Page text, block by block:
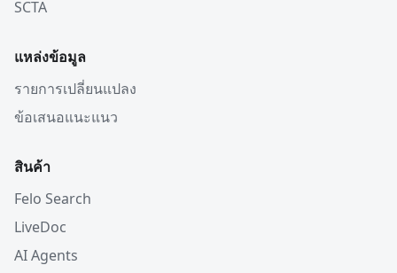
SCTA
แหล่งข้อมูล
รายการเปลี่ยนแปลง
ข้อเสนอแนะแนว
สินค้า
Felo Search
LiveDoc
AI Agents